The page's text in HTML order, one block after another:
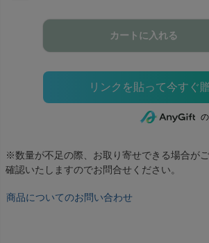
カートに入れる
※数量が不足の際、お取り寄せできる場合がご
確認いたしますのでお問合せください。
商品についてのお問い合わせ